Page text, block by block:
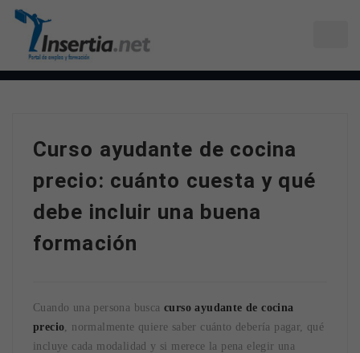
Curso ayudante de cocina
precio: cuánto cuesta y qué
debe incluir una buena
formación
Cuando una persona busca curso ayudante de cocina
precio , normalmente quiere saber cuánto debería pagar, qué
incluye cada modalidad y si merece la pena elegir una